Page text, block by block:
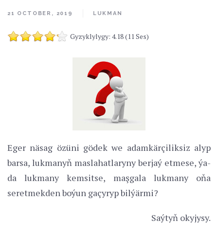
21 OCTOBER, 2019 LUKMAN
Gyzyklylygy: 4.18 (11 Ses)
Eger näsag özüni gödek we adamkärçiliksiz alyp
barsa, lukmanyň maslahatlaryny berjaý etmese, ýa-
da lukmany kemsitse, maşgala lukmany oňa
seretmekden boýun gaçyryp bilýärmi?
Saýtyň okyjysy.